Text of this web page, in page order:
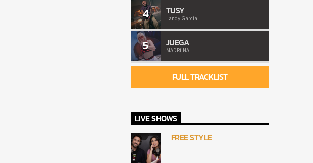
4 TUSY
Landy Garcia
5 JUEGA
MADRiiNA
FULL TRACKLIST
LIVE SHOWS
FREE STYLE